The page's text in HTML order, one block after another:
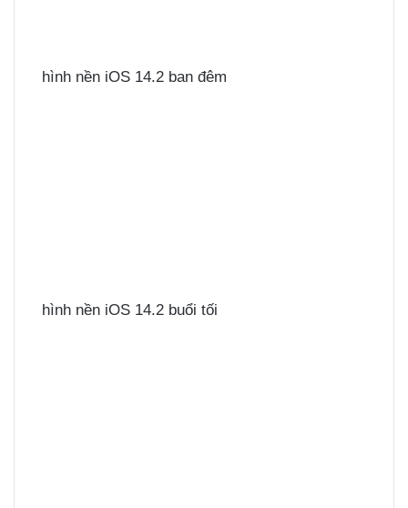
hình nền iOS 14.2 ban đêm
hình nền iOS 14.2 buổi tối